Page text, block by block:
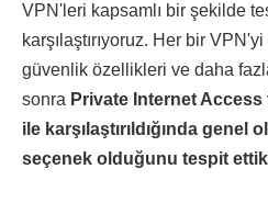
VPN'leri kapsamlı bir şekilde
karşılaştırıyoruz. Her bir
güvenlik özellikleri ve daha
sonra Private Internet
ile karşılaştırıldığında genel
seçenek olduğunu tespit ettik